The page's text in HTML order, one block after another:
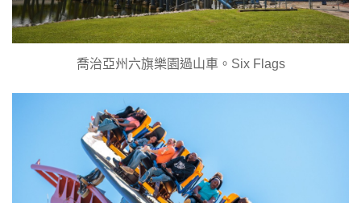
喬治亞州六旗樂園過山車。Six Flags